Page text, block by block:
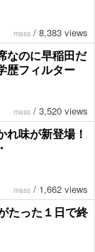
mass / 8,383 views
なのに早稲田だ
歴フィルター
mass / 3,520 views
味が新登場！
mass / 1,662 views
たった１日で終